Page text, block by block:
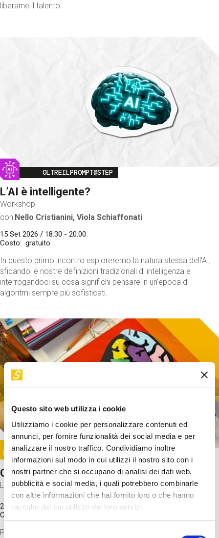
Questo sito web utilizza i cookie
Utilizziamo i cookie per personalizzare contenuti ed
annunci, per fornire funzionalità dei social media e per
analizzare il nostro traffico. Condividiamo inoltre
informazioni sul modo in cui utilizzi il nostro sito con i
nostri partner che si occupano di analisi dei dati web,
pubblicità e social media, i quali potrebbero combinarle
con altre informazioni che hai fornito loro o che hanno
raccolto dal tuo utilizzo dei loro servizi.
Selezione
liberarne il talento
Image
OLTREILPROMPT@STEP
L’AI è intelligente?
Workshop
con Nello Cristianini, Viola Schiaffonati
15 Set 2026 / 18:30 - 20:00
Costo
gratuito
In questo primo incontro esploreremo la natura stessa dell'AI,
sfidando le nostre definizioni tradizionali di intelligenza e
interrogandoci su cosa significhi pensare in un'epoca di
algoritmi sempre più sofisticati.
Image
SUNDAY@STEP
Come funziona il cervello?
Laboratorio
20 Set 2026 / 11:15 - 13:00
Costo
Proveremo a costruire un cervello in cartoncino cercando di